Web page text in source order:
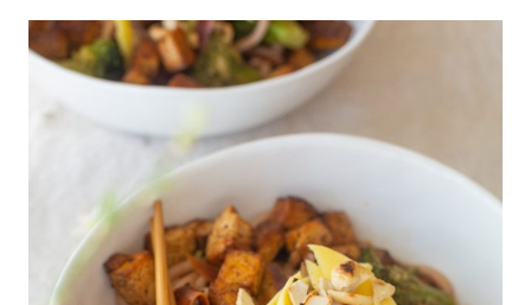
&
ENTSPANNTES
YOGA